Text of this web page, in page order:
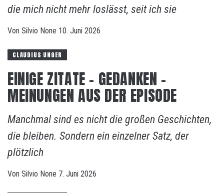
die mich nicht mehr loslässt, seit ich sie
Von Silvio None 10. Juni 2026
CLAUDIUS UNGER
EINIGE ZITATE – GEDANKEN –
MEINUNGEN AUS DER EPISODE
Manchmal sind es nicht die großen Geschichten,
die bleiben. Sondern ein einzelner Satz, der
plötzlich
Von Silvio None 7. Juni 2026